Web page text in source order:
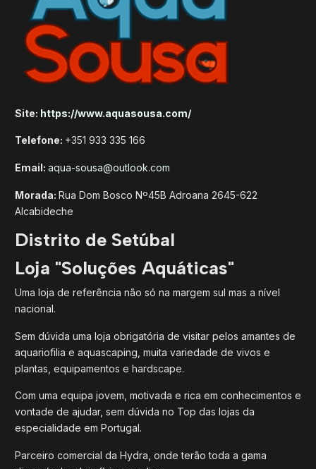
Site: https://www.aquasousa.com/
Telefone: +351 933 335 166
Email: aqua-sousa@outlook.com
Morada: Rua Dom Bosco Nº45B Adroana 2645-622
Alcabideche
Distrito de Setúbal
Loja "Soluções Aquáticas"
Uma loja de referência não só na margem sul mas a nível
nacional.
Sem dúvida uma loja obrigatória de visitar pelos amantes de
aquariofilia e aquascaping, muita variedade de vivos e
plantas, equipamentos e hardscape.
Com uma equipa jovem, motivada e rica em conhecimentos e
vontade de ajudar, sem dúvida no Top das lojas da
especialidade em Portugal.
Parceiro comercial da Hydra, onde terão toda a gama